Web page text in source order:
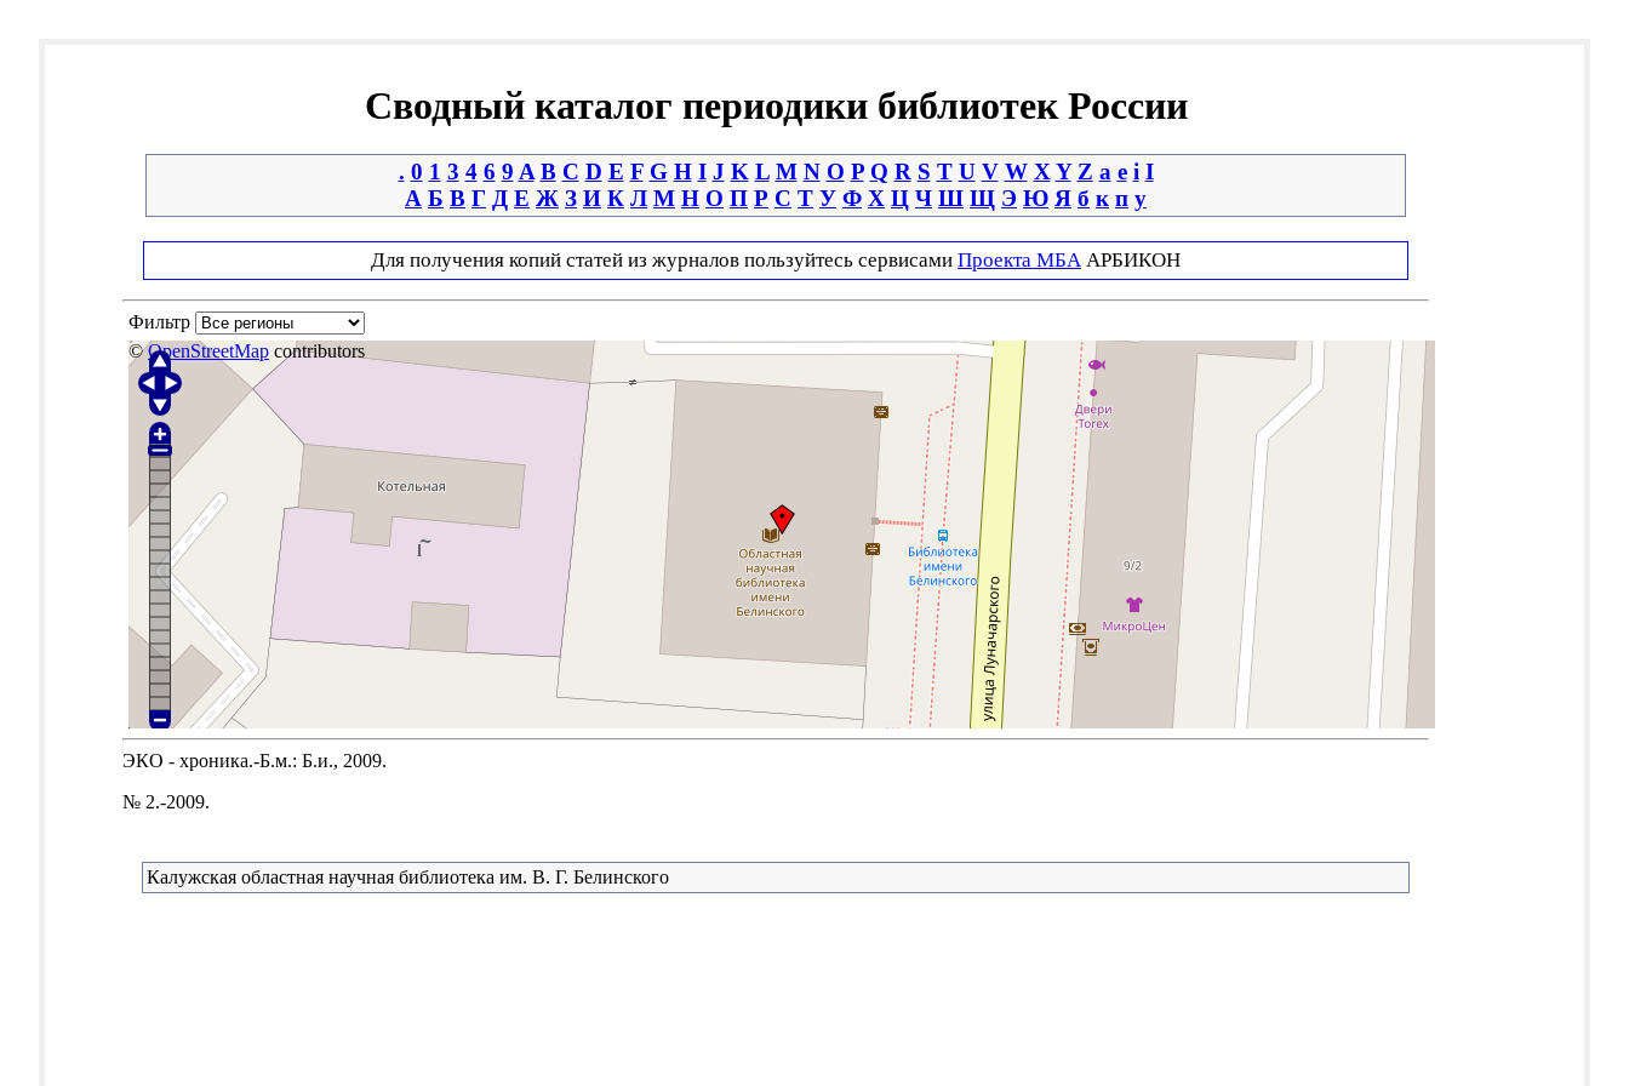
Сводный каталог периодики библиотек России
. 0 1 3 4 6 9 A B C D E F G H I J K L M N O P Q R S T U V W X Y Z a e i І
А Б В Г Д Е Ж З И К Л М Н О П Р С Т У Ф Х Ц Ч Ш Щ Э Ю Я б к п у
Для получения копий статей из журналов пользуйтесь сервисами Проекта МБА АРБИКОН
Фильтр
©OpenStreetMap contributors
ЭКО - хроника.-Б.м.: Б.и., 2009.
№ 2.-2009.
Калужская областная научная библиотека им. В. Г. Белинского